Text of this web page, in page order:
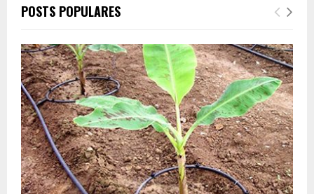
POSTS POPULARES